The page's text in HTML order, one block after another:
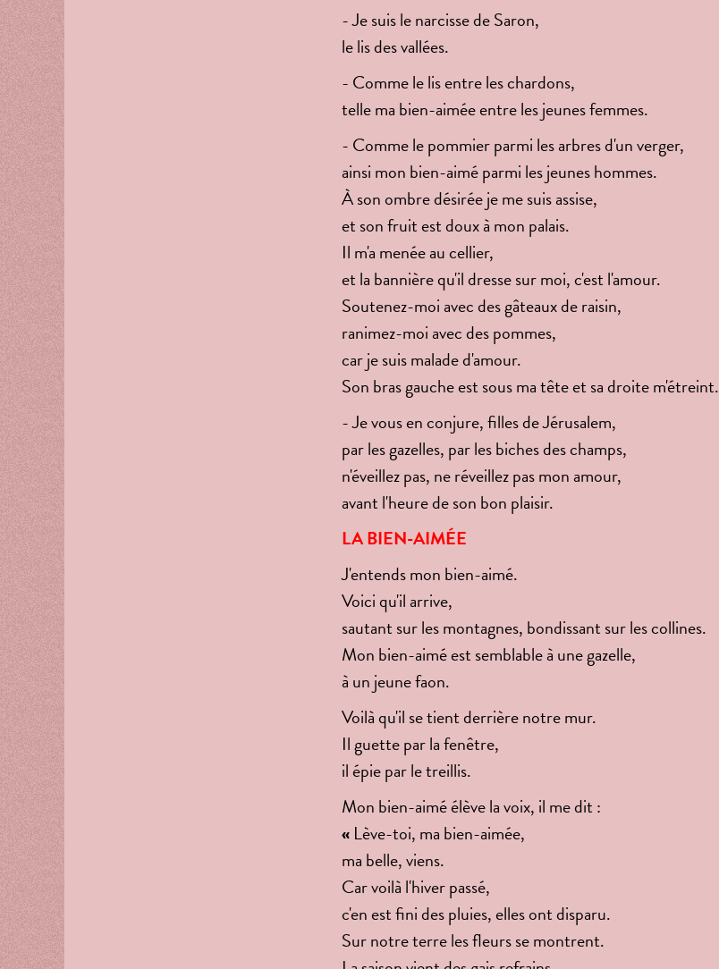
- Je suis le narcisse de Saron,
le lis des vallées.
- Comme le lis entre les chardons,
telle ma bien-aimée entre les jeunes femmes.
- Comme le pommier parmi les arbres d'un verger,
ainsi mon bien-aimé parmi les jeunes hommes.
À son ombre désirée je me suis assise,
et son fruit est doux à mon palais.
Il m'a menée au cellier,
et la bannière qu'il dresse sur moi, c'est l'amour.
Soutenez-moi avec des gâteaux de raisin,
ranimez-moi avec des pommes,
car je suis malade d'amour.
Son bras gauche est sous ma tête et sa droite m'étreint.
- Je vous en conjure, filles de Jérusalem,
par les gazelles, par les biches des champs,
n'éveillez pas, ne réveillez pas mon amour,
avant l'heure de son bon plaisir.
LA BIEN-AIMÉE
J'entends mon bien-aimé.
Voici qu'il arrive,
sautant sur les montagnes, bondissant sur les collines.
Mon bien-aimé est semblable à une gazelle,
à un jeune faon.
Voilà qu'il se tient derrière notre mur.
Il guette par la fenêtre,
il épie par le treillis.
Mon bien-aimé élève la voix, il me dit :
« Lève-toi, ma bien-aimée,
ma belle, viens.
Car voilà l'hiver passé,
c'en est fini des pluies, elles ont disparu.
Sur notre terre les fleurs se montrent.